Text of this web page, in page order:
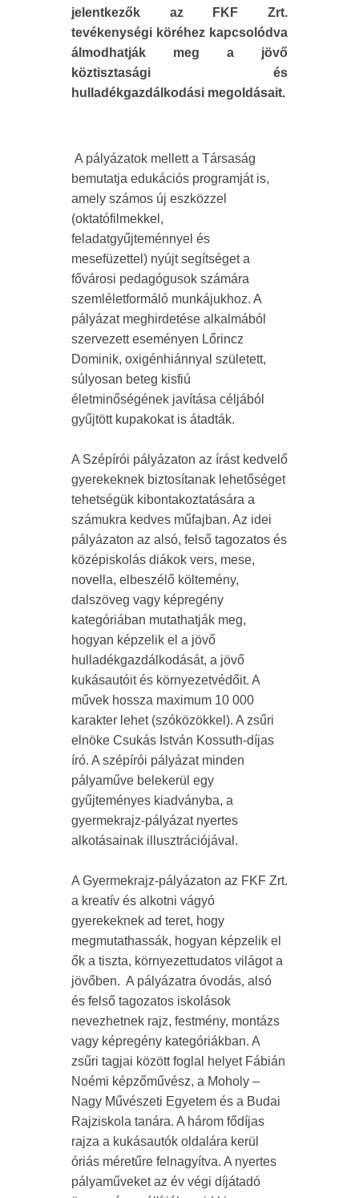
jelentkezők az FKF Zrt.
tevékenységi köréhez kapcsolódva
álmodhatják meg a jövő
köztisztasági és
hulladékgazdálkodási megoldásait.
A pályázatok mellett a Társaság
bemutatja edukációs programját is,
amely számos új eszközzel
(oktatófilmekkel,
feladatgyűjteménnyel és
mesefüzettel) nyújt segítséget a
fővárosi pedagógusok számára
szemléletformáló munkájukhoz. A
pályázat meghirdetése alkalmából
szervezett eseményen Lőrincz
Dominik, oxigénhiánnyal született,
súlyosan beteg kisfiú
életminőségének javítása céljából
gyűjtött kupakokat is átadták.
A Szépírói pályázaton az írást kedvelő
gyerekeknek biztosítanak lehetőséget
tehetségük kibontakoztatására a
számukra kedves műfajban. Az idei
pályázaton az alsó, felső tagozatos és
középiskolás diákok vers, mese,
novella, elbeszélő költemény,
dalszöveg vagy képregény
kategóriában mutathatják meg,
hogyan képzelik el a jövő
hulladékgazdálkodását, a jövő
kukásautóit és környezetvédőit. A
művek hossza maximum 10 000
karakter lehet (szóközökkel). A zsűri
elnöke Csukás István Kossuth-díjas
író. A szépírói pályázat minden
pályaműve belekerül egy
gyűjteményes kiadványba, a
gyermekrajz-pályázat nyertes
alkotásainak illusztrációjával.
A Gyermekrajz-pályázaton az FKF Zrt.
a kreatív és alkotni vágyó
gyerekeknek ad teret, hogy
megmutathassák, hogyan képzelik el
ők a tiszta, környezettudatos világot a
jövőben. A pályázatra óvodás, alsó
és felső tagozatos iskolások
nevezhetnek rajz, festmény, montázs
vagy képregény kategóriákban. A
zsűri tagjai között foglal helyet Fábián
Noémi képzőművész, a Moholy –
Nagy Művészeti Egyetem és a Budai
Rajziskola tanára. A három fődíjas
rajza a kukásautók oldalára kerül
óriás méretűre felnagyítva. A nyertes
pályaműveket az év végi díjátadó